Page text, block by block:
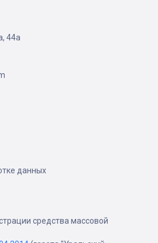
44а
данных
средства массовой